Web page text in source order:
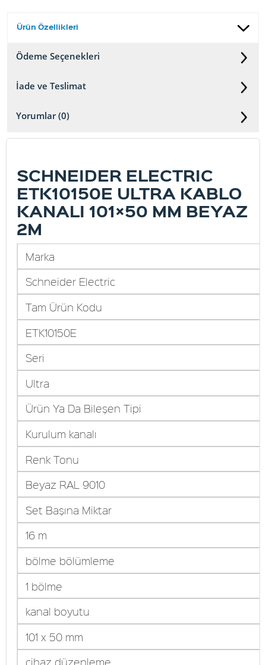
Ürün Özellikleri
Ödeme Seçenekleri
İade ve Teslimat
Yorumlar (0)
SCHNEIDER ELECTRIC
ETK10150E ULTRA KABLO
KANALI 101×50 MM BEYAZ
2M
Marka
Schneider Electric
Tam Ürün Kodu
ETK10150E
Seri
Ultra
Ürün Ya Da Bileşen Tipi
Kurulum kanalı
Renk Tonu
Beyaz RAL 9010
Set Başına Miktar
16 m
bölme bölümleme
1 bölme
kanal boyutu
101 x 50 mm
cihaz düzenleme